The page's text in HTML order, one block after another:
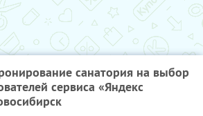
санатория на выбор
сервиса «Яндекс